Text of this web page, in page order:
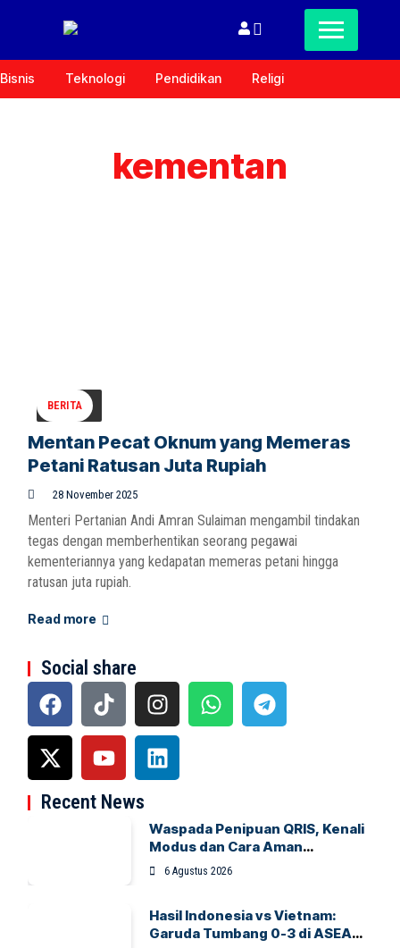
Bisnis Teknologi Pendidikan Religi
kementan
BERITA
Mentan Pecat Oknum yang Memeras
Petani Ratusan Juta Rupiah
28 November 2025
Menteri Pertanian Andi Amran Sulaiman mengambil tindakan
tegas dengan memberhentikan seorang pegawai
kementeriannya yang kedapatan memeras petani hingga
ratusan juta rupiah.
Read more
Social share
Recent News
Waspada Penipuan QRIS, Kenali
Modus dan Cara Aman
Bertransaksi
6 Agustus 2026
Hasil Indonesia vs Vietnam:
Garuda Tumbang 0-3 di ASEAN